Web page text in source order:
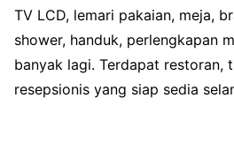
TV LCD, lemari pakaian, meja,
shower, handuk, perlengkapan
banyak lagi. Terdapat restoran,
resepsionis yang siap sedia